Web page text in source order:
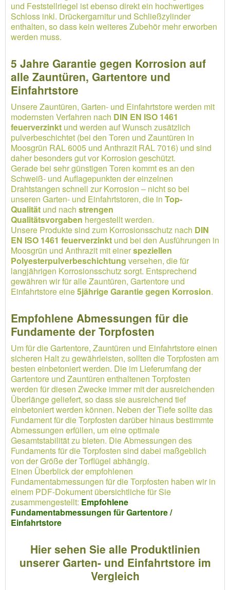
und Feststellriegel ist ebenso direkt ein hochwertiges
Schloss inkl. Drückergarnitur und Schließzylinder
enthalten, so dass kein weiteres Zubehör mehr erworben
werden muss.
5 Jahre Garantie gegen Korrosion auf
alle Zauntüren, Gartentore und
Einfahrtstore
Unsere Zauntüren, Garten- und Einfahrtstore werden mit
modernsten Verfahren nach DIN EN ISO 1461
feuerverzinkt und werden auf Wunsch zusätzlich
pulverbeschichtet (bei den Toren und Zauntüren in
Moosgrün RAL 6005 und Anthrazit RAL 7016) und sind
daher besonders gut vor Korrosion geschützt.
Gerade bei sehr günstigen Toren kommt es an den
Schweiß- und Auflagepunkten der einzelnen
Drahtstangen schnell zur Korrosion – nicht so bei
unseren Garten- und Einfahrtstoren, die in Top-
Qualität und nach strengen
Qualitätsvorgaben hergestellt werden.
Unsere Produkte sind zum Korrosionsschutz nach DIN
EN ISO 1461 feuerverzinkt und bei den Ausführungen in
Moosgrün und Anthrazit mit einerspeziellen
Polyesterpulverbeschichtung versehen, die für
langjährigen Korrosionsschutz sorgt. Entsprechend
gewähren wir für alle Zauntüren, Gartentore und
Einfahrtstore eine5jährige Garantie gegen Korrosion.
Empfohlene Abmessungen für die
Fundamente der Torpfosten
Um für die Gartentore, Zauntüren und Einfahrtstore einen
sicheren Halt zu gewährleisten, sollten die Torpfosten am
besten einbetoniert werden. Die im Lieferumfang der
Gartentore und Zauntüren enthaltenen Torpfosten
werden für diesen Zwecke immer mit der ausreichenden
Überlänge geliefert, so dass sie ausreichend tief
einbetoniert werden können. Neben der Tiefe sollte das
Fundament für die Torpfosten darüber hinaus bestimmte
Abmessungen erfüllen, um eine optimale
Gesamtstabilität zu bieten. Die Abmessungen des
Fundaments für die Torpfosten sind dabei maßgeblich
von der Größe der Torflügel abhängig.
Einen Überblick der empfohlenen
Fundamentabmessungen für die Torpfosten haben wir in
einem PDF-Dokument übersichtliche für Sie
zusammengestellt: Empfohlene
Fundamentabmessungen für Gartentore /
Einfahrtstore
Hier sehen Sie alle Produktlinien
unserer Garten- und Einfahrtstore im
Vergleich